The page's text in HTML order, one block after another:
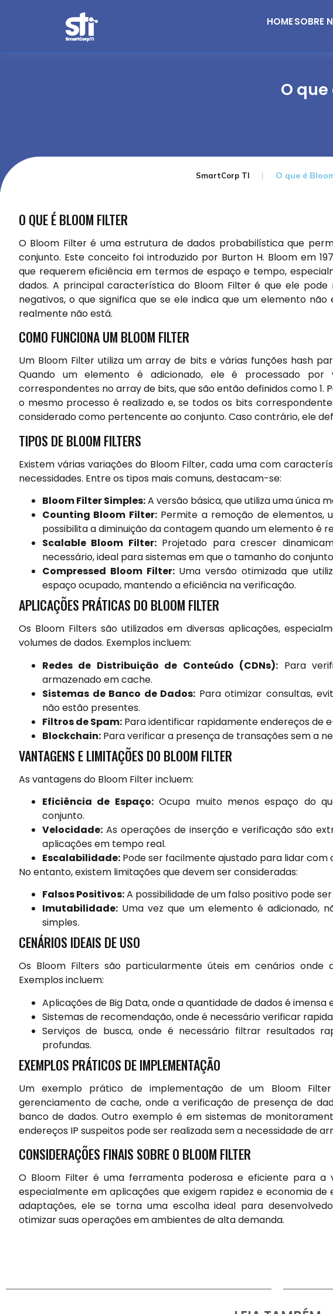
HOMESOBRE
O
SmartCorp TI O que é
O QUE É BLOOM FILTER
O Bloom Filter é uma estrutura de dados probabilística que
conjunto. Este conceito foi introduzido por Burton H. Bloom em
que requerem eficiência em termos de espaço e tempo,
dados. A principal característica do Bloom Filter é que ele
negativos, o que significa que se ele indica que um elemento
realmente não está.
COMO FUNCIONA UM BLOOM FILTER
Um Bloom Filter utiliza um array de bits e várias funções hash
Quando um elemento é adicionado, ele é processado por
correspondentes no array de bits, que são então definidos como
o mesmo processo é realizado e, se todos os bits
considerado como pertencente ao conjunto. Caso contrário, ele
TIPOS DE BLOOM FILTERS
Existem várias variações do Bloom Filter, cada uma com
necessidades. Entre os tipos mais comuns, destacam-se:
Bloom Filter Simples:A versão básica, que utiliza uma única
Counting Bloom Filter:Permite a remoção de elementos,
possibilita a diminuição da contagem quando um elemento é
Scalable Bloom Filter:Projetado para crescer
necessário, ideal para sistemas em que o tamanho do
Compressed Bloom Filter:Uma versão otimizada que
espaço ocupado, mantendo a eficiência na verificação.
APLICAÇÕES PRÁTICAS DO BLOOM FILTER
Os Bloom Filters são utilizados em diversas aplicações,
volumes de dados. Exemplos incluem:
Redes de Distribuição de Conteúdo (CDNs): Para
armazenado em cache.
Sistemas de Banco de Dados: Para otimizar consultas,
não estão presentes.
Filtros de Spam: Para identificar rapidamente endereços de
Blockchain: Para verificar a presença de transações sem a
VANTAGENS E LIMITAÇÕES DO BLOOM FILTER
As vantagens do Bloom Filter incluem:
Eficiência de Espaço:Ocupa muito menos espaço do
conjunto.
Velocidade: As operações de inserção e verificação são
aplicações em tempo real.
Escalabilidade: Pode ser facilmente ajustado para lidar
No entanto, existem limitações que devem ser consideradas:
Falsos Positivos:A possibilidade de um falso positivo pode
Imutabilidade: Uma vez que um elemento é adicionado,
simples.
CENÁRIOS IDEAIS DE USO
Os Bloom Filters são particularmente úteis em cenários
Exemplos incluem:
Aplicações de Big Data, onde a quantidade de dados é imensa
Sistemas de recomendação, onde é necessário verificar
Serviços de busca, onde é necessário filtrar resultados
profundas.
EXEMPLOS PRÁTICOS DE IMPLEMENTAÇÃO
Um exemplo prático de implementação de um Bloom
gerenciamento de cache, onde a verificação de presença de
banco de dados. Outro exemplo é em sistemas de
endereços IP suspeitos pode ser realizada sem a necessidade de
CONSIDERAÇÕES FINAIS SOBRE O BLOOM FILTER
O Bloom Filter é uma ferramenta poderosa e eficiente para a
especialmente em aplicações que exigem rapidez e economia de
adaptações, ele se torna uma escolha ideal para
otimizar suas operações em ambientes de alta demanda.